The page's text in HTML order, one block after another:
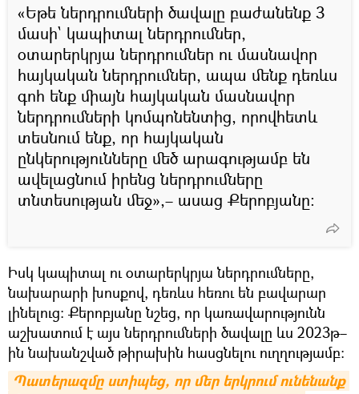
«Եթե ներդրումների ծավալը բաժանենք 3
մասի` կապիտալ ներդրումներ,
օտարերկրյա ներդրումներ ու մասնավոր
հայկական ներդրումներ, ապա մենք դեռևս
գոհ ենք միայն հայկական մասնավոր
ներդրումների կոմպոնենտից, որովհետև
տեսնում ենք, որ հայկական
ընկերությունները մեծ արագությամբ են
ավելացնում իրենց ներդրումները
տնտեսության մեջ»,– ասաց Քերոբյանը։
Իսկ կապիտալ ու օտարերկրյա ներդրումները,
նախարարի խոսքով, դեռևս հեռու են բավարար
լինելուց։ Քերոբյանը նշեց, որ կառավարությունն
աշխատում է այս ներդրումների ծավալը ևս 2023թ–
ին նախանշված թիրախին հասցնելու ուղղությամբ։
Պատերազմը ստիպեց, որ մեր երկրում ունենանք